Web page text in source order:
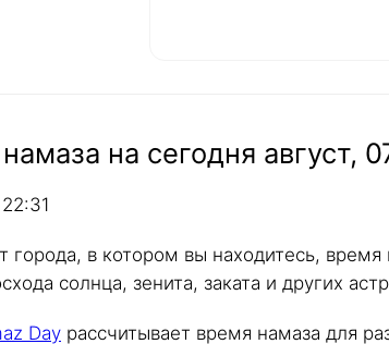
на сегодня август,
города, в котором вы находитесь,
солнца, зенита, заката и других
Day рассчитывает время намаза для